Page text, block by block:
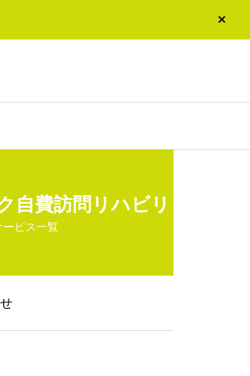
自費訪問リハビリ
ービス一覧